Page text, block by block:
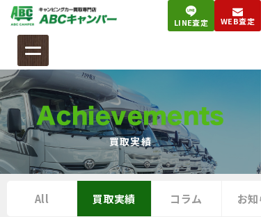
ツ
へ
ス
キ
ッ
プ
LINE査定 WEB査定
Achievements
買取実績
All 買取実績 コラム お知